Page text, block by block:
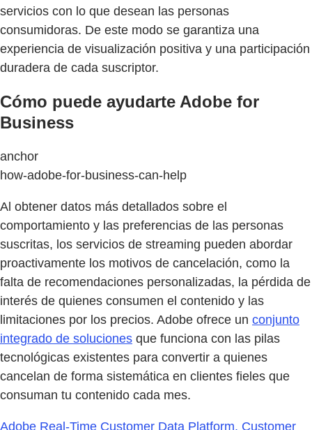
servicios con lo que desean las personas
consumidoras. De este modo se garantiza una
experiencia de visualización positiva y una participación
duradera de cada suscriptor.
Cómo puede ayudarte Adobe for
Business
anchor
how-adobe-for-business-can-help
Al obtener datos más detallados sobre el
comportamiento y las preferencias de las personas
suscritas, los servicios de streaming pueden abordar
proactivamente los motivos de cancelación, como la
falta de recomendaciones personalizadas, la pérdida de
interés de quienes consumen el contenido y las
limitaciones por los precios. Adobe ofrece un conjunto
integrado de soluciones que funciona con las pilas
tecnológicas existentes para convertir a quienes
cancelan de forma sistemática en clientes fieles que
consuman tu contenido cada mes.
Adobe Real-Time Customer Data Platform, Customer